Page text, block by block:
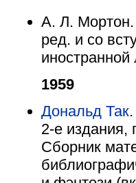
А. Л. Мортон.
ред. и со
1959
Дональд Так
2-е издания,
Сборник